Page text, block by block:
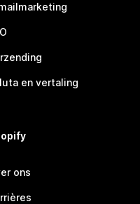
en vertaling
ons